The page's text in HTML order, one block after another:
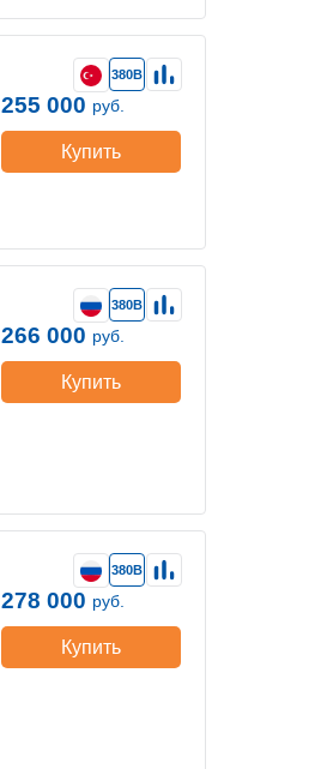
380В
255 000 руб.
Купить
380В
266 000 руб.
Купить
380В
278 000 руб.
Купить